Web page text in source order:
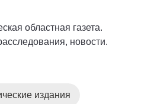
областная газета.
новости.
издания